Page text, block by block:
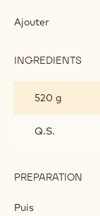
Ajouter
INGREDIENTS
520 g
Q.S.
PREPARATION
Puis